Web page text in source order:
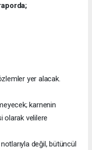
yer alacak.
karnenin
olarak velilere
değil, bütüncül